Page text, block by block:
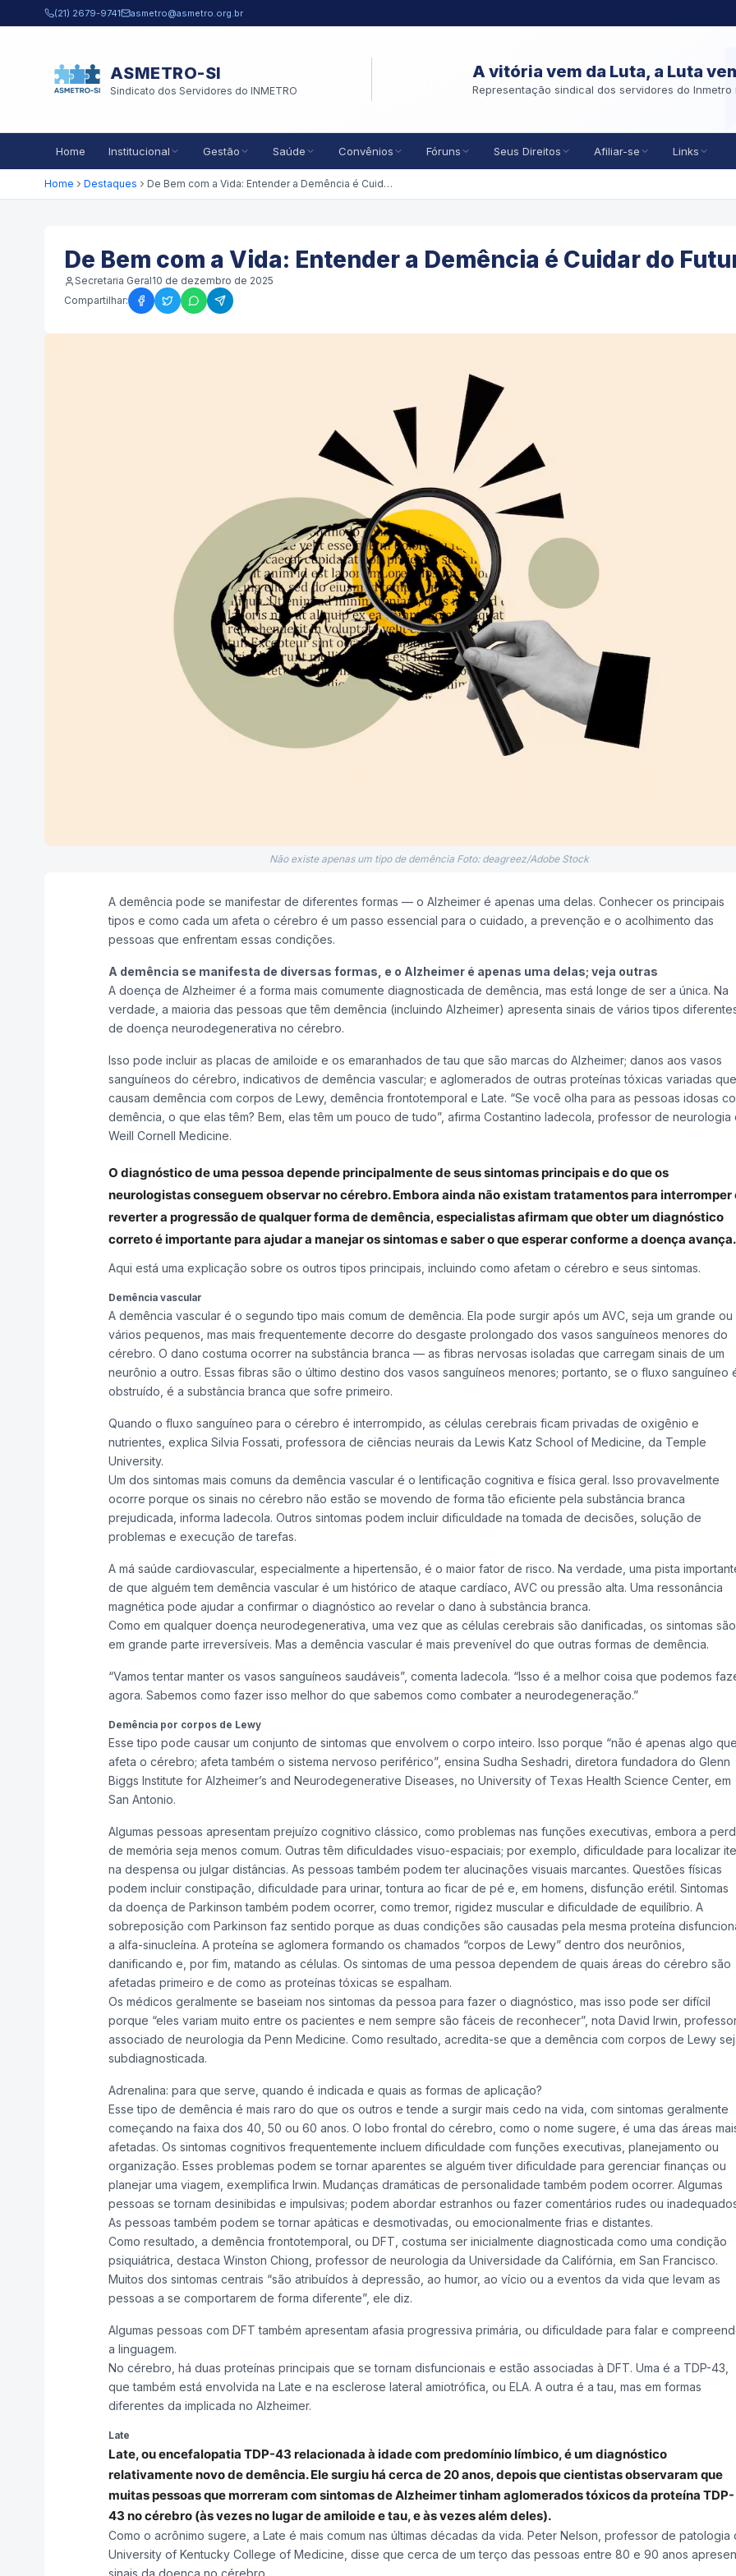
Pular para o conteúdo principal
(21) 2679-9741 asmetro@asmetro.org.br
ASMETRO-SI
Sindicato dos Servidores do INMETRO
A vitória vem da Luta, a Luta
Representação sindical dos servidores do Inmetro
Home Institucional Gestão Saúde Convênios Fóruns Seus Direitos Afiliar-se Links
Home Destaques De Bem com a Vida: Entender a Demência é Cuidar do Futuro
De Bem com a Vida: Entender a Demência é Cuidar do
Secretaria Geral10 de dezembro de 2025
Compartilhar:
Não existe apenas um tipo de demência Foto: deagreez/Adobe Stock
A demência pode se manifestar de diferentes formas — o Alzheimer é apenas uma delas. Conhecer os principais
tipos e como cada um afeta o cérebro é um passo essencial para o cuidado, a prevenção e o acolhimento das
pessoas que enfrentam essas condições.
A demência se manifesta de diversas formas, e o Alzheimer é apenas uma delas; veja outras
A doença de Alzheimer é a forma mais comumente diagnosticada de demência, mas está longe de ser a única. Na
verdade, a maioria das pessoas que têm demência (incluindo Alzheimer) apresenta sinais de vários tipos
de doença neurodegenerativa no cérebro.
Isso pode incluir as placas de amiloide e os emaranhados de tau que são marcas do Alzheimer; danos aos vasos
sanguíneos do cérebro, indicativos de demência vascular; e aglomerados de outras proteínas tóxicas variadas que
causam demência com corpos de Lewy, demência frontotemporal e Late. “Se você olha para as pessoas idosas
demência, o que elas têm? Bem, elas têm um pouco de tudo”, afirma Costantino Iadecola, professor de neurologia
Weill Cornell Medicine.
O diagnóstico de uma pessoa depende principalmente de seus sintomas principais e do que os
neurologistas conseguem observar no cérebro. Embora ainda não existam tratamentos para interromper
reverter a progressão de qualquer forma de demência, especialistas afirmam que obter um diagnóstico
correto é importante para ajudar a manejar os sintomas e saber o que esperar conforme a doença avança.
Aqui está uma explicação sobre os outros tipos principais, incluindo como afetam o cérebro e seus sintomas.
Demência vascular
A demência vascular é o segundo tipo mais comum de demência. Ela pode surgir após um AVC, seja um grande ou
vários pequenos, mas mais frequentemente decorre do desgaste prolongado dos vasos sanguíneos menores do
cérebro. O dano costuma ocorrer na substância branca — as fibras nervosas isoladas que carregam sinais de um
neurônio a outro. Essas fibras são o último destino dos vasos sanguíneos menores; portanto, se o fluxo sanguíneo
obstruído, é a substância branca que sofre primeiro.
Quando o fluxo sanguíneo para o cérebro é interrompido, as células cerebrais ficam privadas de oxigênio e
nutrientes, explica Silvia Fossati, professora de ciências neurais da Lewis Katz School of Medicine, da Temple
University.
Um dos sintomas mais comuns da demência vascular é o lentificação cognitiva e física geral. Isso provavelmente
ocorre porque os sinais no cérebro não estão se movendo de forma tão eficiente pela substância branca
prejudicada, informa Iadecola. Outros sintomas podem incluir dificuldade na tomada de decisões, solução de
problemas e execução de tarefas.
A má saúde cardiovascular, especialmente a hipertensão, é o maior fator de risco. Na verdade, uma pista
de que alguém tem demência vascular é um histórico de ataque cardíaco, AVC ou pressão alta. Uma ressonância
magnética pode ajudar a confirmar o diagnóstico ao revelar o dano à substância branca.
Como em qualquer doença neurodegenerativa, uma vez que as células cerebrais são danificadas, os sintomas são
em grande parte irreversíveis. Mas a demência vascular é mais prevenível do que outras formas de demência.
“Vamos tentar manter os vasos sanguíneos saudáveis”, comenta Iadecola. “Isso é a melhor coisa que podemos
agora. Sabemos como fazer isso melhor do que sabemos como combater a neurodegeneração.”
Demência por corpos de Lewy
Esse tipo pode causar um conjunto de sintomas que envolvem o corpo inteiro. Isso porque “não é apenas algo que
afeta o cérebro; afeta também o sistema nervoso periférico”, ensina Sudha Seshadri, diretora fundadora do Glenn
Biggs Institute for Alzheimer’s and Neurodegenerative Diseases, no University of Texas Health Science Center, em
San Antonio.
Algumas pessoas apresentam prejuízo cognitivo clássico, como problemas nas funções executivas, embora a
de memória seja menos comum. Outras têm dificuldades visuo-espaciais; por exemplo, dificuldade para localizar
na despensa ou julgar distâncias. As pessoas também podem ter alucinações visuais marcantes. Questões físicas
podem incluir constipação, dificuldade para urinar, tontura ao ficar de pé e, em homens, disfunção erétil. Sintomas
da doença de Parkinson também podem ocorrer, como tremor, rigidez muscular e dificuldade de equilíbrio. A
sobreposição com Parkinson faz sentido porque as duas condições são causadas pela mesma proteína
a alfa-sinucleína. A proteína se aglomera formando os chamados “corpos de Lewy” dentro dos neurônios,
danificando e, por fim, matando as células. Os sintomas de uma pessoa dependem de quais áreas do cérebro são
afetadas primeiro e de como as proteínas tóxicas se espalham.
Os médicos geralmente se baseiam nos sintomas da pessoa para fazer o diagnóstico, mas isso pode ser difícil
porque “eles variam muito entre os pacientes e nem sempre são fáceis de reconhecer”, nota David Irwin,
associado de neurologia da Penn Medicine. Como resultado, acredita-se que a demência com corpos de Lewy
subdiagnosticada.
Adrenalina: para que serve, quando é indicada e quais as formas de aplicação?
Esse tipo de demência é mais raro do que os outros e tende a surgir mais cedo na vida, com sintomas geralmente
começando na faixa dos 40, 50 ou 60 anos. O lobo frontal do cérebro, como o nome sugere, é uma das áreas
afetadas. Os sintomas cognitivos frequentemente incluem dificuldade com funções executivas, planejamento ou
organização. Esses problemas podem se tornar aparentes se alguém tiver dificuldade para gerenciar finanças ou
planejar uma viagem, exemplifica Irwin. Mudanças dramáticas de personalidade também podem ocorrer. Algumas
pessoas se tornam desinibidas e impulsivas; podem abordar estranhos ou fazer comentários rudes ou
As pessoas também podem se tornar apáticas e desmotivadas, ou emocionalmente frias e distantes.
Como resultado, a demência frontotemporal, ou DFT, costuma ser inicialmente diagnosticada como uma condição
psiquiátrica, destaca Winston Chiong, professor de neurologia da Universidade da Califórnia, em San Francisco.
Muitos dos sintomas centrais “são atribuídos à depressão, ao humor, ao vício ou a eventos da vida que levam as
pessoas a se comportarem de forma diferente”, ele diz.
Algumas pessoas com DFT também apresentam afasia progressiva primária, ou dificuldade para falar e
a linguagem.
No cérebro, há duas proteínas principais que se tornam disfuncionais e estão associadas à DFT. Uma é a TDP-43,
que também está envolvida na Late e na esclerose lateral amiotrófica, ou ELA. A outra é a tau, mas em formas
diferentes da implicada no Alzheimer.
Late
Late, ou encefalopatia TDP-43 relacionada à idade com predomínio límbico, é um diagnóstico
relativamente novo de demência. Ele surgiu há cerca de 20 anos, depois que cientistas observaram que
muitas pessoas que morreram com sintomas de Alzheimer tinham aglomerados tóxicos da proteína TDP-
43 no cérebro (às vezes no lugar de amiloide e tau, e às vezes além deles).
Como o acrônimo sugere, a Late é mais comum nas últimas décadas da vida. Peter Nelson, professor de patologia
University of Kentucky College of Medicine, disse que cerca de um terço das pessoas entre 80 e 90 anos